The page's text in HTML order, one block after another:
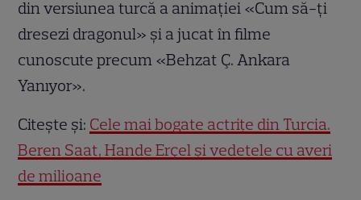
din versiunea turcă a animației «Cum să-ți
dresezi dragonul» și a jucat în filme
cunoscute precum «Behzat Ç. Ankara
Yanıyor».
Citește și: Cele mai bogate actrițe din Turcia.
Beren Saat, Hande Erçel și vedetele cu averi
de milioane